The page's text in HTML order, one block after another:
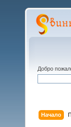
Добро
Начало